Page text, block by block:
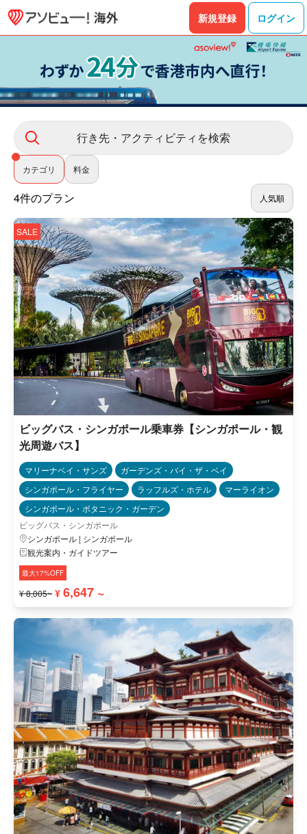
新規登録 ログイン
行き先・アクティビティを検索
カテゴリ 料金
4件のプラン 人気順
SALE
ビッグバス・シンガポール乗車券【シンガポール・観
光周遊バス】
マリーナベイ・サンズ
ガーデンズ・バイ・ザ・ベイ
シンガポール・フライヤー
ラッフルズ・ホテル
マーライオン
シンガポール・ボタニック・ガーデン
ビッグバス・シンガポール
シンガポール | シンガポール
観光案内・ガイドツアー
最大17%OFF
¥ 8,005~ ¥ 6,647 ~